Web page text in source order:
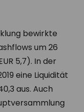
bewirkte
um 26
5,7). In der
eine Liquidität
aus. Auch